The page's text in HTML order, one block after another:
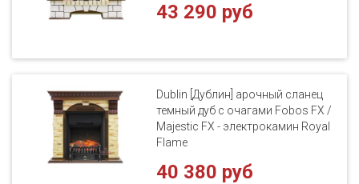
43 290 руб
Dublin [Дублин] арочный сланец
темный дуб с очагами Fobos FX /
Majestic FX - электрокамин Royal
Flame
40 380 руб